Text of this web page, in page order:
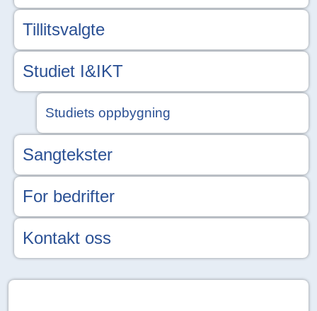
Tillitsvalgte
Studiet I&IKT
Studiets oppbygning
Sangtekster
For bedrifter
Kontakt oss